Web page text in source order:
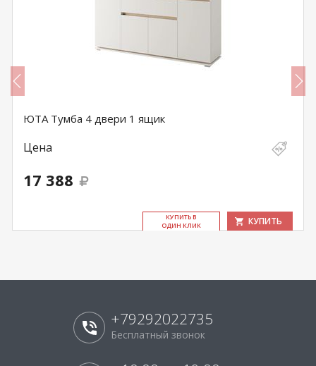
ЮТА Тумба 4 двери 1 ящик
Цена
17 388
КУ­ПИТЬ В
ОДИН КЛИК
КУПИТЬ
+79292022735
Бесплатный звонок